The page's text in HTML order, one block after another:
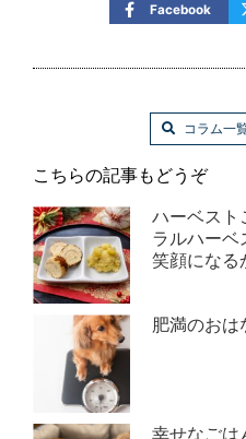
Facebook
コラム一
こちらの記事もどうぞ
ハーベス
ラルハーベ
笑顔にな
肥満のおは
幸せなごは